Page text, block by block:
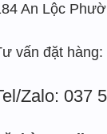
An Lộc
vấn đặt hàng:
Zalo: 037